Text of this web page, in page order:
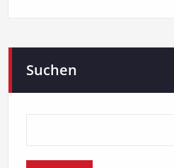
Suchen